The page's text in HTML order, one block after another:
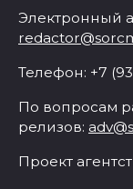
Электронный
Телефон: +7
По вопросам
релизов:
Проект